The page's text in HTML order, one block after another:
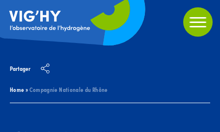
Home»Compagnie Nationale du Rhône
Partager